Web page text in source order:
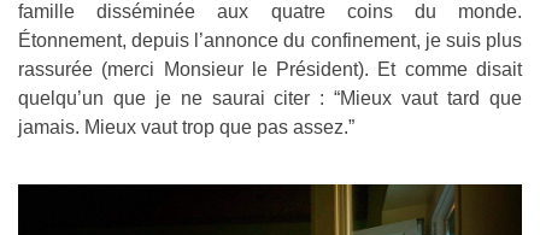
famille disséminée aux quatre coins du monde.
Étonnement, depuis l’annonce du confinement, je suis plus
rassurée (merci Monsieur le Président). Et comme disait
quelqu’un que je ne saurai citer : “Mieux vaut tard que
jamais. Mieux vaut trop que pas assez.”